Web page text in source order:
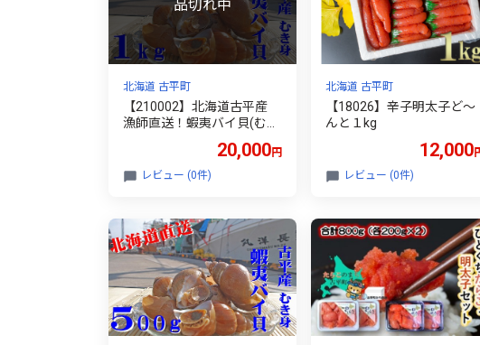
北海道 古平町
【210002】北海道古平産
漁師直送！蝦夷バイ貝(むき
20,000円
レビュー (0件)
北海道 古平町
【18026】辛子明太子ど～
んと１kg
12,000
レビュー (0件)